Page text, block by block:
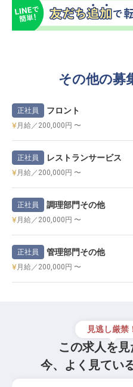
その他の募
正社員 フロント
月給／200,000円 〜
正社員 レストランサービス
月給／200,000円 〜
正社員 調理部門その他
月給／200,000円 〜
正社員 管理部門その他
月給／200,000円 〜
見逃し厳禁
この求人を
今、よく見てい